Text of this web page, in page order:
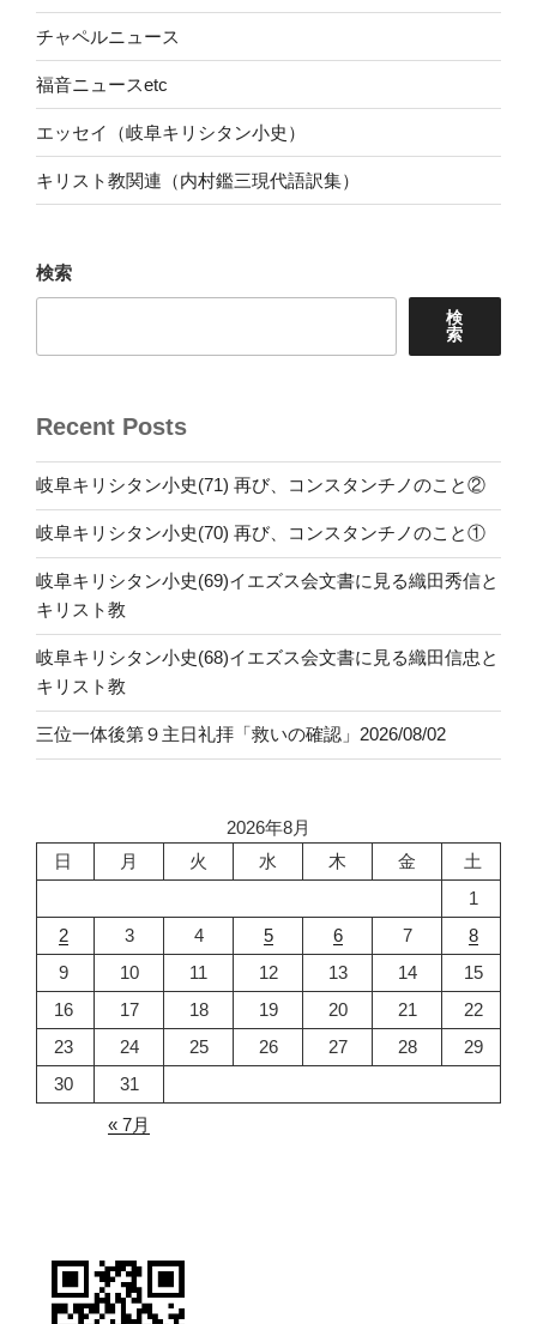
チャペルニュース
福音ニュースetc
エッセイ（岐阜キリシタン小史）
キリスト教関連（内村鑑三現代語訳集）
検索
検
索
Recent Posts
岐阜キリシタン小史(71) 再び、コンスタンチノのこと②
岐阜キリシタン小史(70) 再び、コンスタンチノのこと①
岐阜キリシタン小史(69)イエズス会文書に見る織田秀信と
キリスト教
岐阜キリシタン小史(68)イエズス会文書に見る織田信忠と
キリスト教
三位一体後第９主日礼拝「救いの確認」2026/08/02
2026年8月
日
月 火 水 木 金
土
1
2
3 4 5 6 7
8
9
10 11 12 13 14
15
16
17 18 19 20 21
22
23
24 25 26 27 28
29
30
31
« 7月